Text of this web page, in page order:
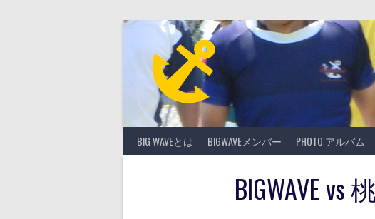
BIG WAVEとは BIGWAVEメンバー PHOTO アルバム
BIGWAVE